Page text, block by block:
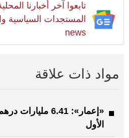
تابعوا آخر أخبارنا
news
مواد ذات علاقة
«إعمار»: 6.41
الأول